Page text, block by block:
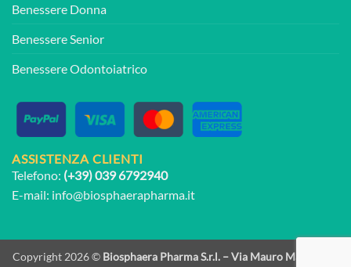
Benessere Donna
Benessere Senior
Benessere Odontoiatrico
ASSISTENZA CLIENTI
Telefono: (+39) 039 6792940
E-mail: info@biosphaerapharma.it
Copyright 2026 © Biosphaera Pharma S.r.l. – Via Mauro Macchi, 8 -